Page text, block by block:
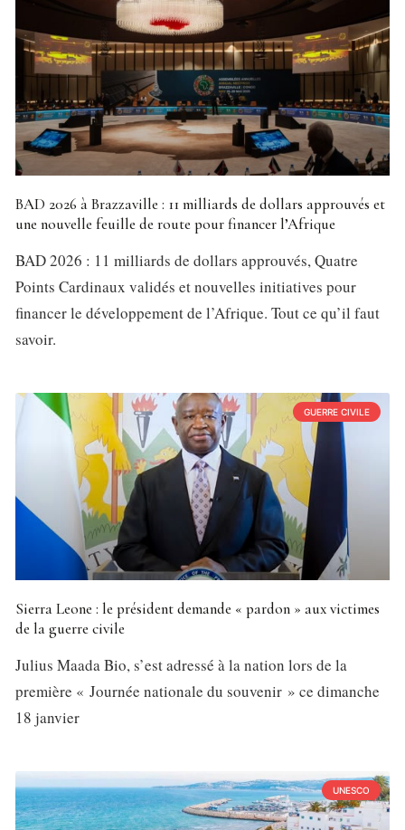
BAD 2026 à Brazzaville : 11 milliards de dollars approuvés et
une nouvelle feuille de route pour financer l’Afrique
BAD 2026 : 11 milliards de dollars approuvés, Quatre
Points Cardinaux validés et nouvelles initiatives pour
financer le développement de l’Afrique. Tout ce qu’il faut
savoir.
GUERRE CIVILE
Sierra Leone : le président demande « pardon » aux victimes
de la guerre civile
Julius Maada Bio, s’est adressé à la nation lors de la
première « Journée nationale du souvenir » ce dimanche
18 janvier
UNESCO